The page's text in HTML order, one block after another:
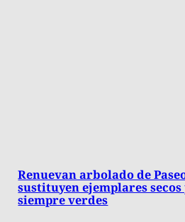
Renuevan arbolado de
sustituyen ejemplares
siempre verdes